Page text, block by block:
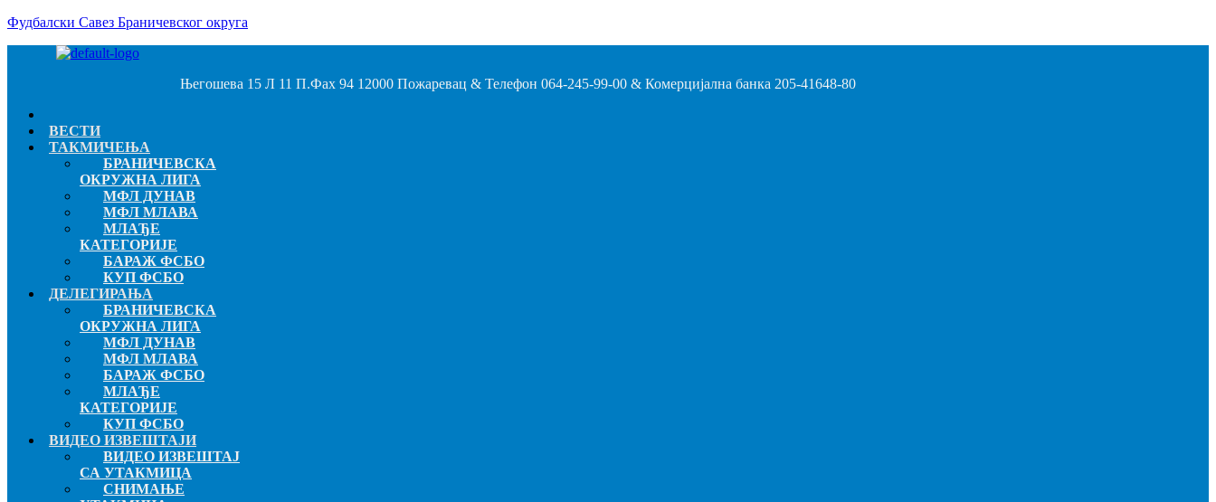
Пређи
Фудбалски Савез Браничевског округа
Његошева 15 Л 11 П.Фах 94 12000 Пожаревац & Телефон 064-245-99-00 & Комерцијална банка 205-41648-80
Menu
ВЕСТИ
ТАКМИЧЕЊА
БРАНИЧЕВСКА
ОКРУЖНА ЛИГА
МФЛ ДУНАВ
МФЛ МЛАВА
МЛАЂЕ
КАТЕГОРИЈЕ
БАРАЖ ФСБО
КУП ФСБО
ДЕЛЕГИРАЊА
БРАНИЧЕВСКА
ОКРУЖНА ЛИГА
МФЛ ДУНАВ
МФЛ МЛАВА
БАРАЖ ФСБО
МЛАЂЕ
КАТЕГОРИЈЕ
КУП ФСБО
ВИДЕО ИЗВЕШТАЈИ
ВИДЕО ИЗВЕШТАЈ
СА УТАКМИЦА
СНИМАЊЕ